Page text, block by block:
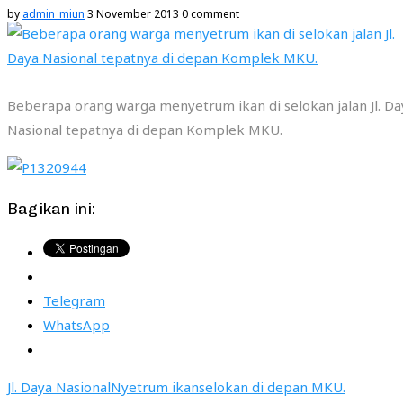
by admin_miun 3 November 2013 0 comment
Beberapa orang warga menyetrum ikan di selokan jalan Jl.
Nasional tepatnya di depan Komplek MKU.
Bagikan ini:
Telegram
WhatsApp
Jl. Daya NasionalNyetrum ikanselokan di depan MKU.